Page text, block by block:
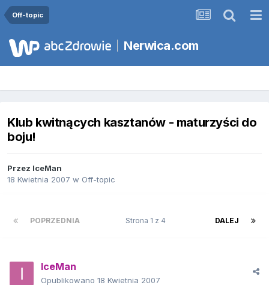
Off-topic
Nerwica.com
Klub kwitnących kasztanów - maturzyści do
boju!
Przez IceMan
18 Kwietnia 2007 w Off-topic
POPRZEDNIA DALEJ
Strona 1 z 4
IceMan
Opublikowano 18 Kwietnia 2007